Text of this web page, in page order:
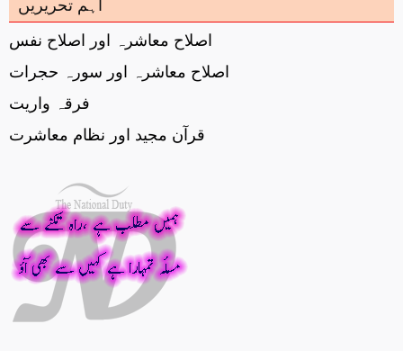
اہم تحریریں
اصلاح معاشرہ اور اصلاح نفس
اصلاح معاشرہ اور سورہ حجرات
فرقہ واریت
قرآن مجید اور نظام معاشرت